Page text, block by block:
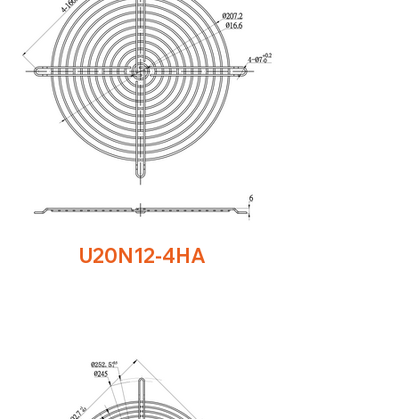
U20N12-4HA